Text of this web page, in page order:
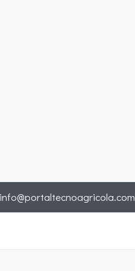
info@portaltecnoagricola.com